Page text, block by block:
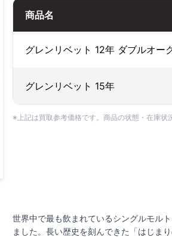
商品名
グレンリベット 12年 ダブルオー
グレンリベット 15年
※上記は買取参考価格です。商品の状態・在庫状
世界中で最も飲まれているシングルモル
ました。長い歴史を刻んできた「はじま